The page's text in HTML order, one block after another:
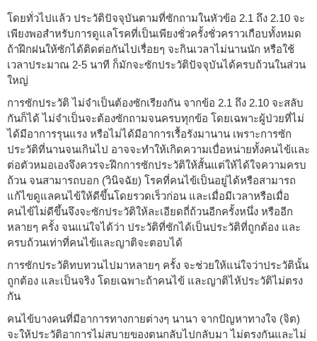
โดยทั่วไปแล้ว ประวัติปัจจุบันตามที่ซักถามในหัวข้อ 2.1 ถึง 2.10 จะ
เพียงพอสำหรับการดูแลโรคที่เป็นเพียงชั่วครั้งชั่วคราวเกือบทั้งหมด
ถ้าฝึกฝนให้ซักได้ติดต่อกันไปเรื่อยๆ จะกินเวลาไม่นานนัก หรือใช้
เวลาประมาณ 2-5 นาที ก็มักจะซักประวัติปัจจุบันได้ครบถ้วนในส่วน
ใหญ่
การซักประวัติ ไม่จำเป็นต้องซักเรียงกัน จากข้อ 2.1 ถึง 2.10 จะสลับ
กันก็ได้ ไม่จำเป็นจะต้องซักถามจนครบทุกข้อ โดยเฉพาะผู้ป่วยที่ไม่
ได้มีอาการรุนแรง หรือไม่ได้มีอาการเรื้อรังมานาน เพราะการซัก
ประวัติที่นานจนเกินไป อาจจะทำให้เกิดความเบื่อหน่ายทั้งคนไข้และ
ต่อตัวหมอเองจึงควรจะฝึกการซักประวัติให้สั้นแต่ให้ได้ใจความครบ
ถ้วน จนสามารถบอก (วินิจฉัย) โรคที่คนไข้เป็นอยู่ได้หรือสามารถ
แก้ไขดูแลคนไข้ให้ดีขึ้นโดยรวดเร็วก่อน และเมื่อมีเวลาหรือเมื่อ
คนไข้ไม่ดีขึ้นจึงจะซักประวัติให้ละเอียดถี่ถ้วนอีกครั้งหนึ่ง หรืออีก
หลายๆ ครั้ง จนแน่ใจได้ว่า ประวัติที่ซักได้เป็นประวัติที่ถูกต้อง และ
ครบถ้วนเท่าที่คนไข้และญาติจะตอบได้
การซักประวัติทบทวนไปมาหลายๆ ครั้ง จะช่วยให้แน่ใจว่าประวัตินั้น
ถูกต้อง และเป็นจริง โดยเฉพาะถ้าคนไข้ และญาติไห้ประวัติไม่ตรง
กัน
คนไข้บางคนที่มีอาการทางกายต่างๆ นานา จากปัญหาทางใจ (จิต)
จะให้ประวัติอาการไม่สบายของตนกลับไปกลับมา ไม่ตรงกันและไม่